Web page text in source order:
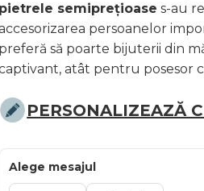
pietrele semiprețioase s-au
persoanelor
preferă să poarte bijuterii din
atât pentru posesor
PERSONALIZEAZĂ
Alege mesajul